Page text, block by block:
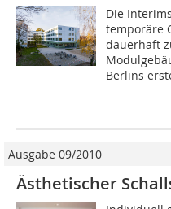
Die
temporäre
dauerhaft
Berlins
Ausgabe 09/2010
Ästhetischer